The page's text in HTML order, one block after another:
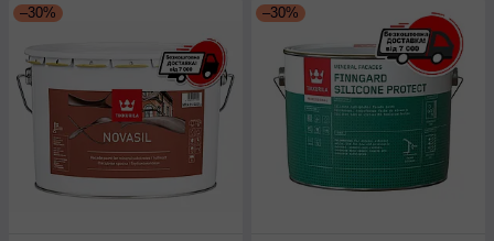
–30% –30%